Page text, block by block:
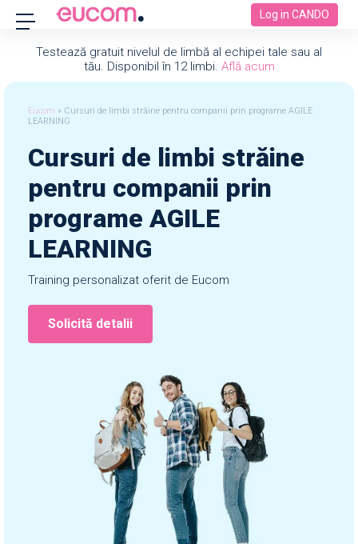
Log in CANDO
Testează gratuit nivelul de limbă al echipei tale sau al
tău. Disponibil în 12 limbi. Află acum
Eucom » Cursuri de limbi străine pentru companii prin programe AGILE
LEARNING
Cursuri de limbi străine
pentru companii prin
programe AGILE
LEARNING
Training personalizat oferit de Eucom
Solicită detalii